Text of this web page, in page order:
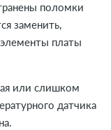
поломки
заменить,
платы
или слишком
датчика